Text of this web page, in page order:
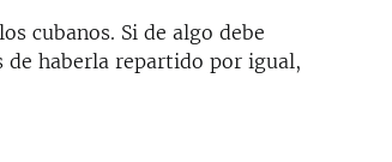
cubanos. Si de algo debe
de haberla repartido por igual,